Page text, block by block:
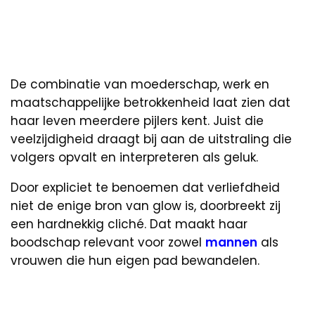
De combinatie van moederschap, werk en
maatschappelijke betrokkenheid laat zien dat
haar leven meerdere pijlers kent. Juist die
veelzijdigheid draagt bij aan de uitstraling die
volgers opvalt en interpreteren als geluk.
Door expliciet te benoemen dat verliefdheid
niet de enige bron van glow is, doorbreekt zij
een hardnekkig cliché. Dat maakt haar
boodschap relevant voor zowel mannen als
vrouwen die hun eigen pad bewandelen.